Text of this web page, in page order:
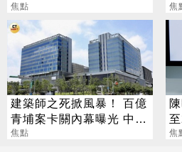
放申請
焦點 焦
建築師之死掀風暴！ 百億
青埔案卡關內幕曝光 中
央、地方互踢皮球
焦點
口
焦